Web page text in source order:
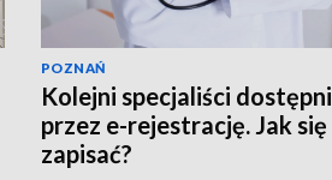
POZNAŃ
Kolejni specjaliści dostępni
przez e-rejestrację. Jak się
zapisać?